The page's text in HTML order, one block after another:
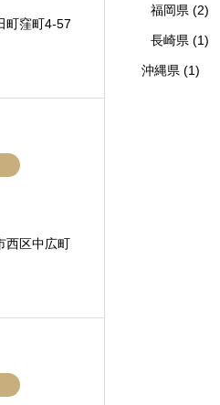
町窪町4-57
西区中広町
福岡県 (2)
長崎県 (1)
沖縄県 (1)